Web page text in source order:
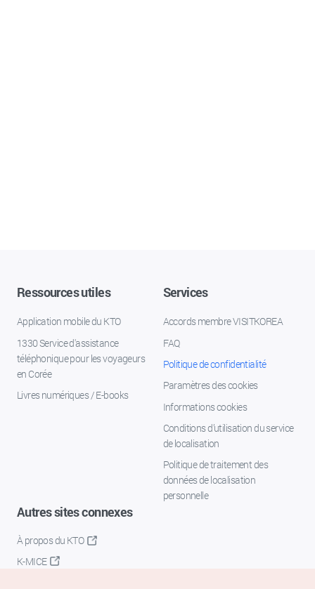
Ressources utiles
Application mobile du KTO
1330 Service d'assistance
téléphonique pour les voyageurs
en Corée
Livres numériques / E-books
Services
Accords membre VISITKOREA
FAQ
Politique de confidentialité
Paramètres des cookies
Informations cookies
Conditions d’utilisation du service
de localisation
Politique de traitement des
données de localisation
personnelle
Autres sites connexes
À propos du KTO
K-MICE